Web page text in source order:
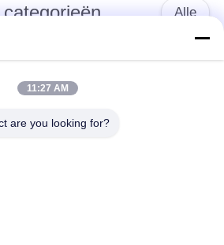
Alle
Luchtlijn die Materiaal
vastbinden
De antikabel van de
11:27 AM
are you looking for?